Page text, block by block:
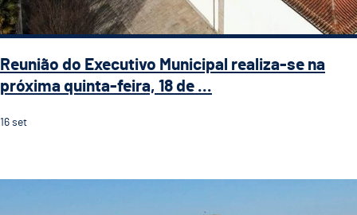
Reunião do Executivo Municipal realiza-se na
próxima quinta-feira, 18 de ...
16 set